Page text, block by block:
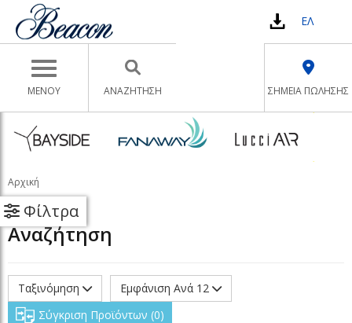
Toggle navigation
ΜΕΝΟΥ
ΕΛ
ΣΗΜΕΙΑ ΠΩΛΗΣΗΣ
ΑΝΑΖΉΤΗΣΗ
Αρχική
Φίλτρα
Αναζήτηση
Ταξινόμηση
Εμφάνιση Ανά 12
Σύγκριση Προϊόντων 0